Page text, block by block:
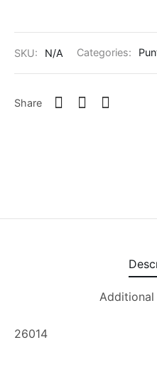
SKU: N/A Categories:
Share
26014